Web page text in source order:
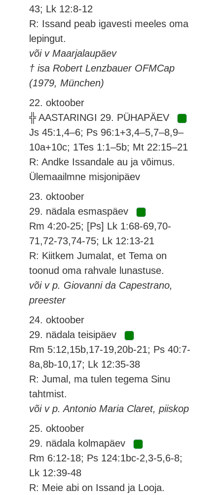
43; Lk 12:8-12
R: Issand peab igavesti meeles oma
lepingut.
või v Maarjalaupäev
† isa Robert Lenzbauer OFMCap
(1979, München)
22. oktoober
╬ AASTARINGI 29. PÜHAPÄEV
Js 45:1,4–6; Ps 96:1+3,4–5,7–8,9–
10a+10c; 1Tes 1:1–5b; Mt 22:15–21
R: Andke Issandale au ja võimus.
Ülemaailmne misjonipäev
23. oktoober
29. nädala esmaspäev
Rm 4:20-25; [Ps] Lk 1:68-69,70-
71,72-73,74-75; Lk 12:13-21
R: Kiitkem Jumalat, et Tema on
toonud oma rahvale lunastuse.
või v p. Giovanni da Capestrano,
preester
24. oktoober
29. nädala teisipäev
Rm 5:12,15b,17-19,20b-21; Ps 40:7-
8a,8b-10,17; Lk 12:35-38
R: Jumal, ma tulen tegema Sinu
tahtmist.
või v p. Antonio Maria Claret, piiskop
25. oktoober
29. nädala kolmapäev
Rm 6:12-18; Ps 124:1bc-2,3-5,6-8;
Lk 12:39-48
R: Meie abi on Issand ja Looja.